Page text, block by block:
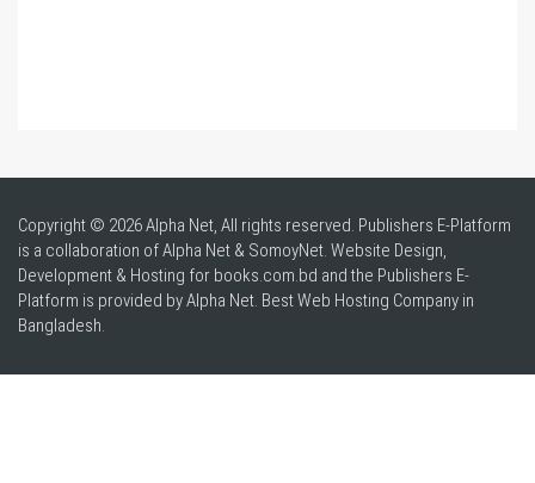
Copyright © 2026 Alpha Net, All rights reserved. Publishers E-Platform
is a collaboration of Alpha Net & SomoyNet. Website Design,
Development & Hosting for books.com.bd and the Publishers E-
Platform is provided by Alpha Net. BestWeb Hosting Company in
Bangladesh.